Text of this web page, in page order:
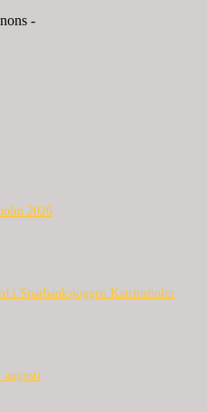
-
2026
i Sparbanksjoggen Katrineholm